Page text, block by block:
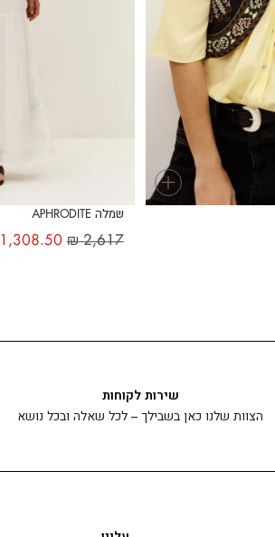
+
שמלה APHRODITE
₪2,617
1,308.50
שירות לקוחות
הצוות שלנו כאן בשבילך – לכל שאלה ובכל נושא